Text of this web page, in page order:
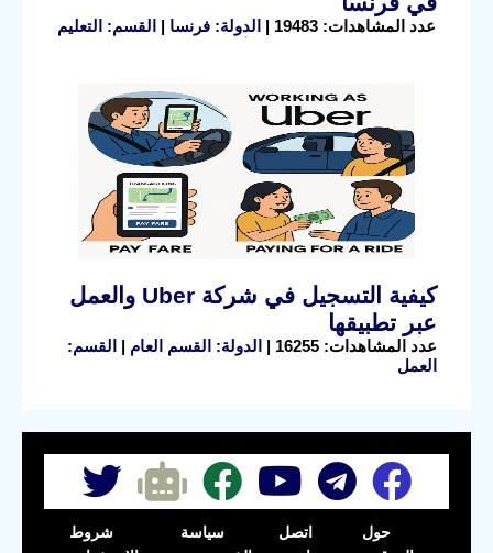
عدد المشاهدات: 19483 | الدولة: فرنسا | القسم: التعليم
كيفية التسجيل في شركة Uber والعمل
عبر تطبيقها
عدد المشاهدات: 16255 | الدولة: القسم العام | القسم:
العمل
شروط
سياسة
اتصل
حول